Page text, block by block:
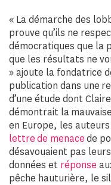
« La démarche des
prouve qu’ils ne
démocratiques que la
que les résultats ne
» ajoute la fondatrice
publication dans une
d’une étude dont
démontrait la
en Europe, les auteurs
lettre de menacede
désavouaient pas
données et réponse
pêche hauturière, le